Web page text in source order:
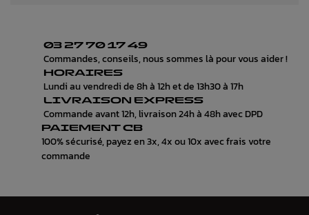
03 27 70 17 49
Commandes, conseils, nous sommes là pour vous aider !
HORAIRES
Lundi au vendredi de 8h à 12h et de 13h30 à 17h
LIVRAISON EXPRESS
Commande avant 12h, livraison 24h à 48h avec DPD
PAIEMENT CB
100% sécurisé, payez en 3x, 4x ou 10x avec frais votre
commande